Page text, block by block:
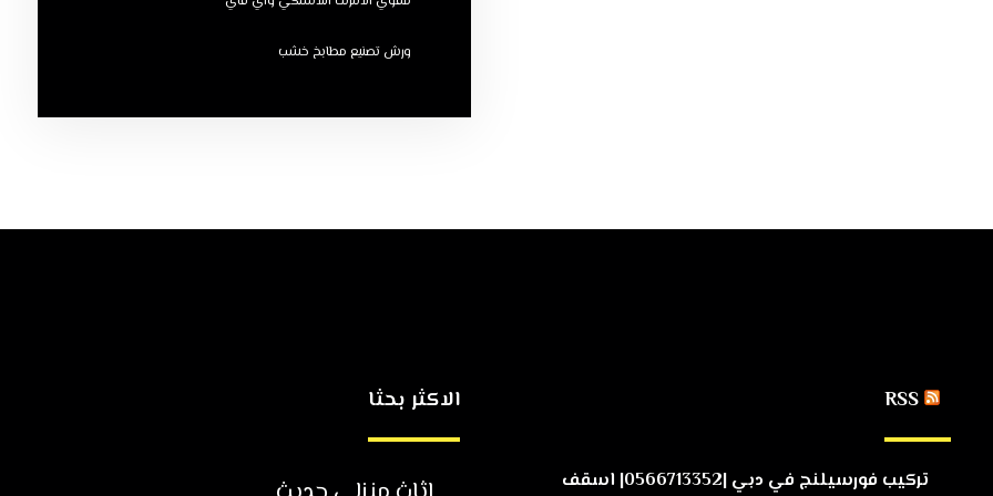
ورش تصنيع مطابخ خشب
RSS
تركيب فورسيلنج في دبي |0566713352| اسقف
الاكثر بحثا